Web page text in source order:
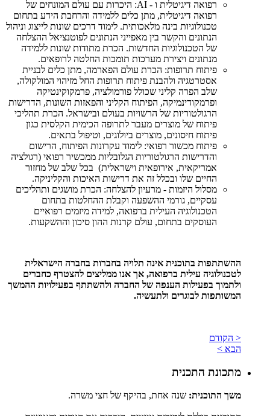
רפואה דיגיטלית ו - AI: היכרות עם עולם המונחים של
רפואה דיגיטלית, מתן כלים ללמידה והרחבת הידע בתחום
טכנולוגיות בינה מלאכותית. לימוד דרכים שונות לייצוג וניהול
הנתונים והקשר בין מאפייני הנתונים לפוטנציאל ההצלחה
של הטכנולוגיות החדשות. הכרת מתודות שונות ללמידה
מנתונים ויצירת מערכות תומכות החלטה לרופאים.
פיתוח תרופות: הכרת עולם הפארמה, מתן כלים לבניית
אסטרטגיה ולהבנת פיתוח תרופות החל מזיהוי המולקולה,
שלב הפרה קליני שכולל פורמולציה, פרמקוקינטיקה
ופרמקודינמיקה, הפיתוח הקליני והפאזות השונות, הדרישות
הרגולטוריות של הרשויות בעולם ובישראל. הכרת תהליכי
פיתוח של מוצרים מעבר לתרופה הכימית הקלסית כגון
פיתוח חיסונים, מוצרים ביולוגים, וטיפול בתאים.
פיתוח מכשור רפואי: לימוד עקרונות הפיתוח, הרישום
והדרישות הרגולטוריות הגלובליות ממכשיר רפואי (רגולציה
אמריקאית, אירופאית וישראלית) בכל שלב של מחזור
החיים שלו ובכלל זה את דרישות האיכות והקליניקה.
מסלול היזמות - מרעיון להצלחה: הכרת מושגים ותהליכים
עסקיים, גורמי ההשפעה וקבלת ההחלטות בתחום
הטכנולוגיה העילית ברפואה, למידה מיזמים רפואיים
העוסקים בתחום, עולם קרנות ההון סיכון וההשקעות.
ההשתתפות בתוכנית אינה תלויה בחברות בחברה הישראלית
לטכנולוגיה עילית ברפואה, אך אנו ממליצים להצטרף כחברים
ולתמוך בפעילות הענפה של החברה ולהשתתף בפעילויות ההמשך
המשותפות לבוגרים ולתעשיה.
< הקודם
הבא >
מתכונת התכנית
משך התוכנית: שנה אחת, בהיקף של חצי משרה.